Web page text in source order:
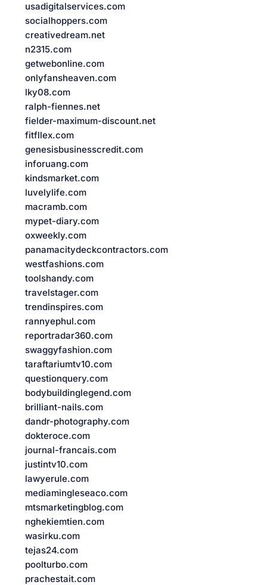
usadigitalservices.com
socialhoppers.com
creativedream.net
n2315.com
getwebonline.com
onlyfansheaven.com
lky08.com
ralph-fiennes.net
fielder-maximum-discount.net
fitfllex.com
genesisbusinesscredit.com
inforuang.com
kindsmarket.com
luvelylife.com
macramb.com
mypet-diary.com
oxweekly.com
panamacitydeckcontractors.com
westfashions.com
toolshandy.com
travelstager.com
trendinspires.com
rannyephul.com
reportradar360.com
swaggyfashion.com
taraftariumtv10.com
questionquery.com
bodybuildinglegend.com
brilliant-nails.com
dandr-photography.com
dokteroce.com
journal-francais.com
justintv10.com
lawyerule.com
mediamingleseaco.com
mtsmarketingblog.com
nghekiemtien.com
wasirku.com
tejas24.com
poolturbo.com
prachestait.com